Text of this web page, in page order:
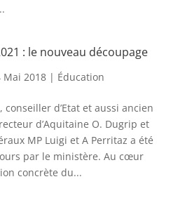
: le nouveau découpage
Mai 2018| Éducation
conseiller d’Etat et aussi ancien
d’Aquitaine O. Dugrip et
MP Luigi et A Perritaz a été
par le ministère. Au cœur
concrète du...